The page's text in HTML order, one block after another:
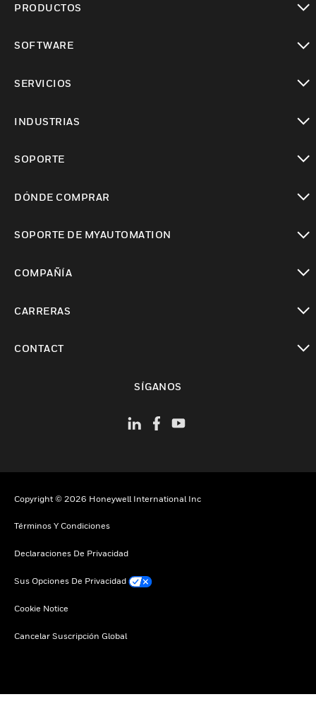
PRODUCTOS
SOFTWARE
SERVICIOS
INDUSTRIAS
SOPORTE
DÓNDE COMPRAR
SOPORTE DE MYAUTOMATION
COMPAÑÍA
CARRERAS
CONTACT
SÍGANOS
Copyright © 2026 Honeywell International Inc
Términos Y Condiciones
Declaraciones De Privacidad
Sus Opciones De Privacidad
Cookie Notice
Cancelar Suscripción Global